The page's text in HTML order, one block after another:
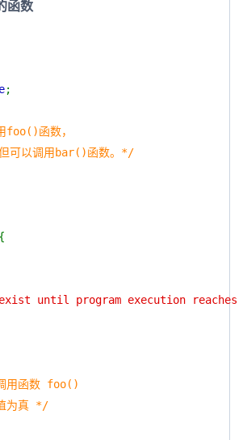
函数
;
foo()函数，
但可以调用bar()函数。*/
until program execution reaches
用函数 foo()
为真 */